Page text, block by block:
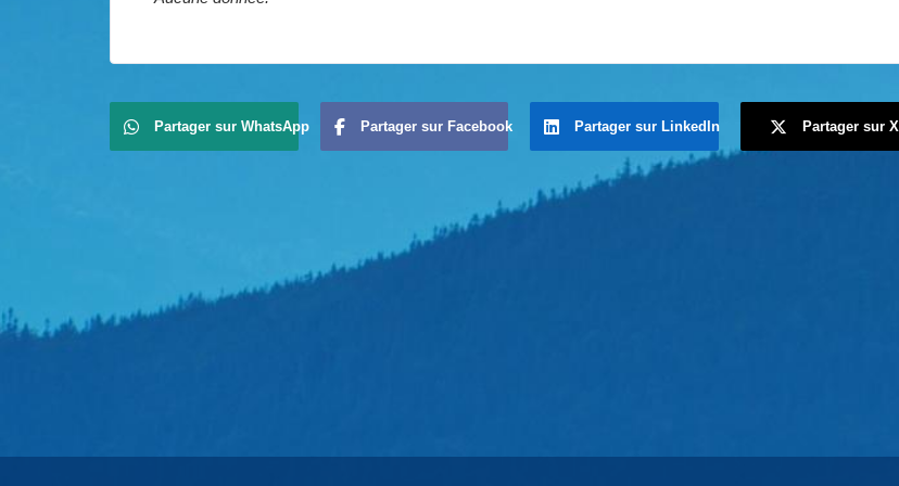
Partager sur WhatsApp Partager sur Facebook Partager sur LinkedIn Partager sur X